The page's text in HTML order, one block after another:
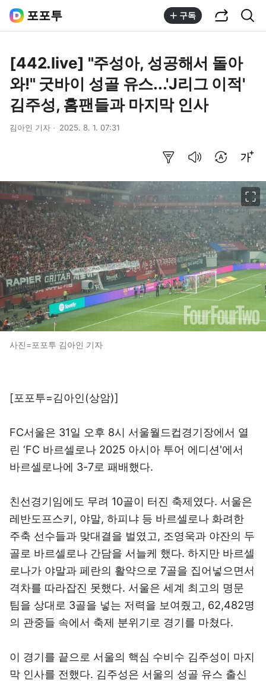
포포투 구독
[442.live] "주성아, 성공해서 돌아
와!" 굿바이 성골 유스...'J리그 이적'
김주성, 홈팬들과 마지막 인사
김아인 기자 2025. 8. 1. 07:31
사진=포포투 김아인 기자
[포포투=김아인(상암)]
FC서울은 31일 오후 8시 서울월드컵경기장에서 열
린 ‘FC 바르셀로나 2025 아시아 투어 에디션'에서
바르셀로나에 3-7로 패배했다.
친선경기임에도 무려 10골이 터진 축제였다. 서울은
레반도프스키, 야말, 하피냐 등 바르셀로나 화려한
주축 선수들과 맞대결을 벌였고, 조영욱과 야잔의 두
골로 바르셀로나 간담을 서늘케 했다. 하지만 바르셀
로나가 야말과 페란의 활약으로 7골을 집어넣으면서
격차를 따라잡진 못했다. 서울은 세계 최고의 명문
팀을 상대로 3골을 넣는 저력을 보여줬고, 62,482명
의 관중들 속에서 축제 분위기로 경기를 마쳤다.
이 경기를 끝으로 서울의 핵심 수비수 김주성이 마지
막 인사를 전했다. 김주성은 서울의 성골 유스 출신